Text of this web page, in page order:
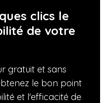
clics le
de votre
gratuit et sans
le bon point
et l'efficacité de